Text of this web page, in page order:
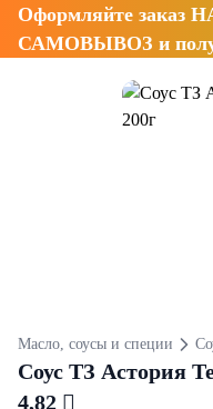
Оформляйте заказ
САМОВЫВОЗ и
Масло, соусы и специи
Соус ТЗ Астория
4,82 